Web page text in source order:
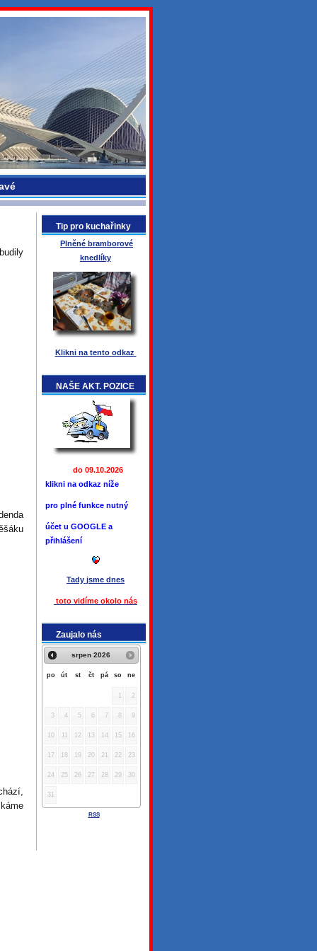
Tip pro kuchařinky
Plněné bramborové
knedlíky
Klikni na tento odkaz
NAŠE AKT. POZICE
do 09.10.2026
klikni na odkaz níže
pro plné funkce nutný
účet u GOOGLE a
přihlášení
Tady jsme dnes
toto vidíme okolo nás
Zaujalo nás
srpen 2026
po út st čt pá so ne
1 2
3 4 5 6 7 8 9
10 11 12 13 14 15 16
17 18 19 20 21 22 23
24 25 26 27 28 29 30
31
RSS